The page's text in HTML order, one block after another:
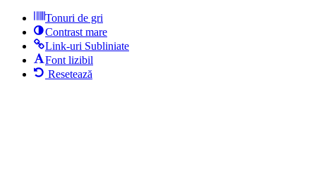
Tonuri de gri
Contrast mare
Link-uri Subliniate
Font lizibil
Resetează